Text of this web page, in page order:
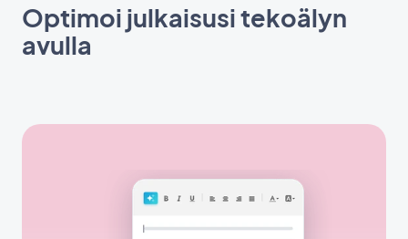
Optimoi julkaisusi tekoälyn
avulla